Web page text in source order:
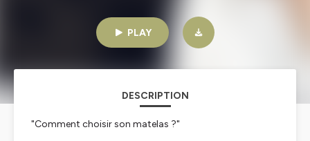
PLAY
DESCRIPTION
"Comment choisir son matelas ?"